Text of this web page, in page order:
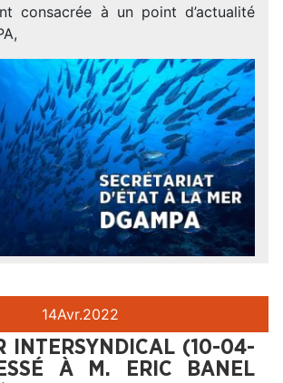
consacrée à un point d’actualité
14Avr.2022
INTERSYNDICAL (10-04-
À M. ERIC BANEL